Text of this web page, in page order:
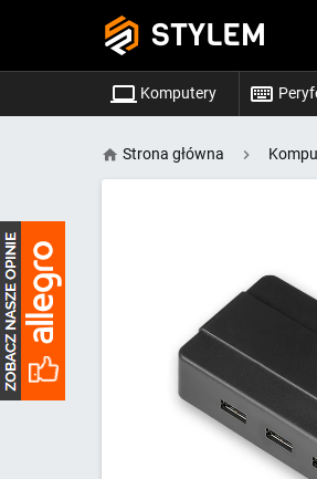
STYLEM
Komputery
Strona główna